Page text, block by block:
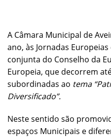
A Câmara Municipal de
ano, às Jornadas
conjunta do Conselho da
Europeia, que decorrem
subordinadas ao tema “
Diversificado”.
Neste sentido são
espaços Municipais e